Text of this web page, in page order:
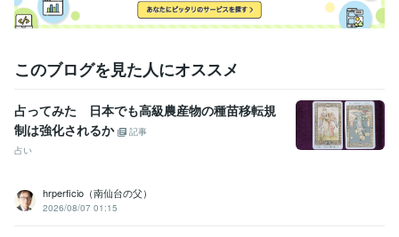
このブログを見た人にオススメ
占ってみた 日本でも高級農産物の種苗移転規
制は強化されるか
記事
占い
hrperficio（南仙台の父）
2026/08/07 01:15